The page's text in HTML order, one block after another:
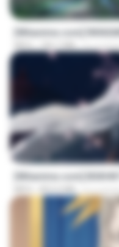
[Witanime.com]
MP4 183.7 MB il y a
[Witanime.com]
853.0 MB il y a